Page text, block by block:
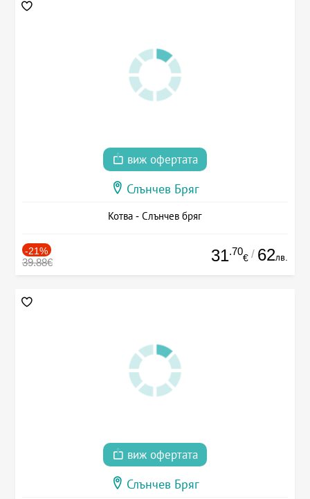
виж офертата
Слънчев Бряг
Котва - Слънчев бряг
-21%
39.88€ 31.70
€ / 62лв.
виж офертата
Слънчев Бряг